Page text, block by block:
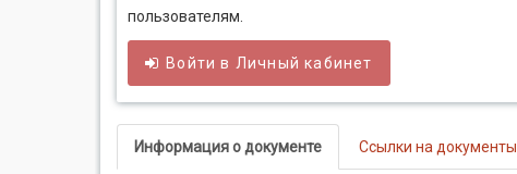
пользователям.
Войти в Личный кабинет
Информация о документе Ссылки на документы